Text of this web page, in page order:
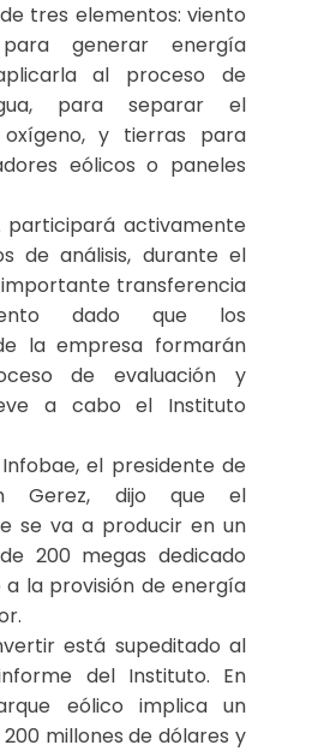
tres elementos: viento
generar energía
al proceso de
para separar el
y tierras para
eólicos o paneles
participará activamente
de análisis, durante el
transferencia
dado que los
la empresa formarán
de evaluación y
a cabo el Instituto
el presidente de
Gerez, dijo que el
se va a producir en un
200 megas dedicado
a la provisión de energía
está supeditado al
del Instituto. En
eólico implica un
millones de dólares y